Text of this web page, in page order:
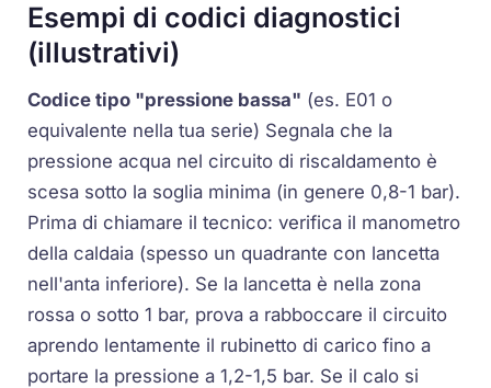
Esempi di codici diagnostici
(illustrativi)
Codice tipo "pressione bassa" (es. E01 o
equivalente nella tua serie) Segnala che la
pressione acqua nel circuito di riscaldamento è
scesa sotto la soglia minima (in genere 0,8-1 bar).
Prima di chiamare il tecnico: verifica il manometro
della caldaia (spesso un quadrante con lancetta
nell'anta inferiore). Se la lancetta è nella zona
rossa o sotto 1 bar, prova a rabboccare il circuito
aprendo lentamente il rubinetto di carico fino a
portare la pressione a 1,2-1,5 bar. Se il calo si